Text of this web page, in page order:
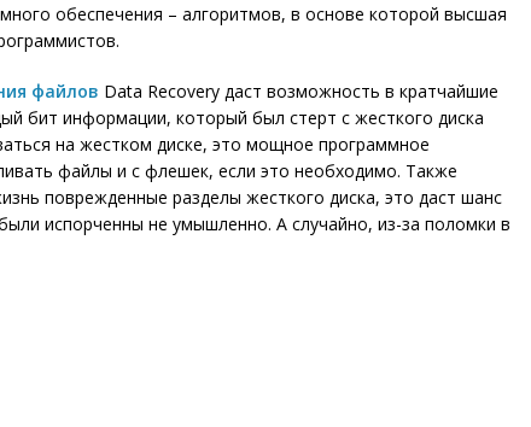
обеспечения – алгоритмов, в основе которой высшая
файлов Data Recovery даст возможность в кратчайшие
бит информации, который был стерт с жесткого диска
на жестком диске, это мощное программное
файлы и с флешек, если это необходимо. Также
поврежденные разделы жесткого диска, это даст шанс
испорченны не умышленно. А случайно, из-за поломки в